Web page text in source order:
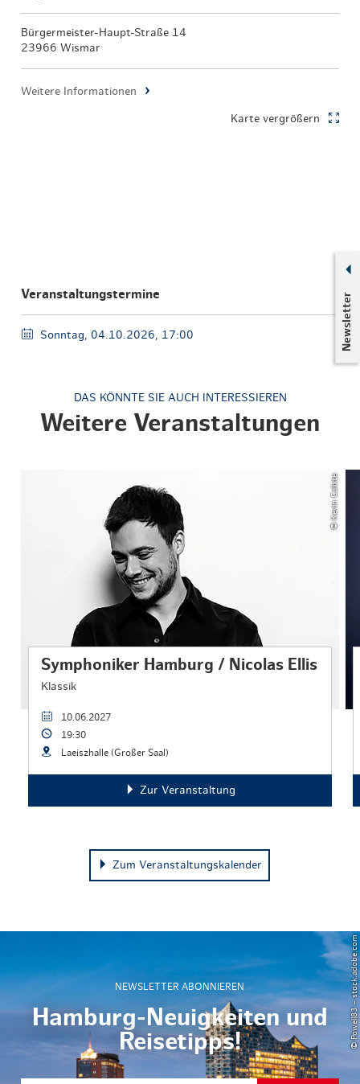
Newsletter
Bürgermeister-Haupt-Straße 14
23966 Wismar
Weitere Informationen
Karte vergrößern
Veranstaltungstermine
Sonntag, 04.10.2026, 17:00
DAS KÖNNTE SIE AUCH INTERESSIEREN
Weitere Veranstaltungen
© Kevin Calixte
Symphoniker Hamburg / Nicolas Ellis
Klassik
10.06.2027
19:30
Laeiszhalle (Großer Saal)
Zur Veranstaltung
Zum Veranstaltungskalender
NEWSLETTER ABONNIEREN
Hamburg-Neuigkeiten und
Reisetipps!
© Powell83 – stock.adobe.com